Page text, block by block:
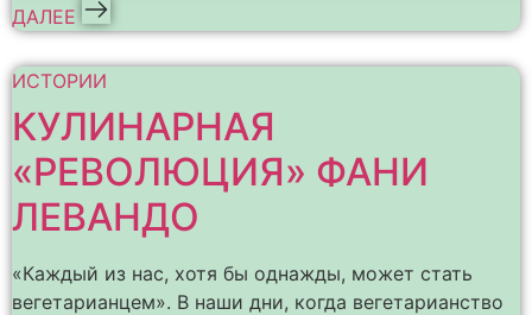
ДАЛЕЕ
ИСТОРИИ
КУЛИНАРНАЯ
«РЕВОЛЮЦИЯ» ФАНИ
ЛЕВАНДО
«Каждый из нас, хотя бы однажды, может стать
вегетарианцем». В наши дни, когда вегетарианство